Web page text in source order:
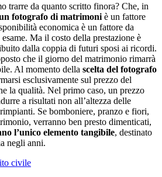
trarre da quanto scritto finora? Che, in
fotografo di matrimoni è un fattore
economica è un fattore da
Ma il costo della prestazione è
dalla coppia di futuri sposi ai ricordi.
che il giorno del matrimonio rimarrà
Al momento della scelta del fotografo
esclusivamente sul prezzo del
la qualità. Nel primo caso, un prezzo
a risultati non all’altezza delle
Se bomboniere, pranzo e fiori,
verranno ben presto dimenticati,
l’unico elemento tangibile, destinato
negli anni.
civile